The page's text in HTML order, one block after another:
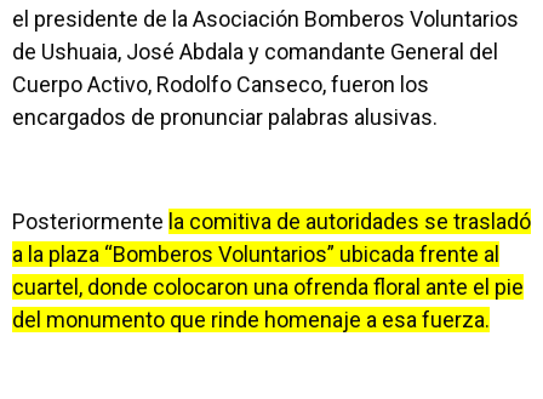
el presidente de la Asociación Bomberos Voluntarios
de Ushuaia, José Abdala y comandante General del
Cuerpo Activo, Rodolfo Canseco, fueron los
encargados de pronunciar palabras alusivas.
Posteriormente la comitiva de autoridades se trasladó
a la plaza “Bomberos Voluntarios” ubicada frente al
cuartel, donde colocaron una ofrenda floral ante el pie
del monumento que rinde homenaje a esa fuerza.